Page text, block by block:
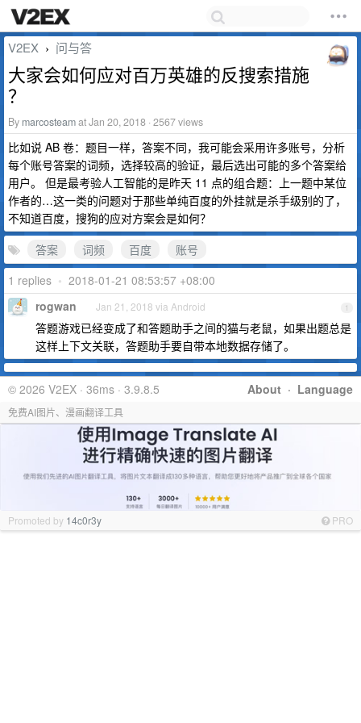
V2EX › 问与答
大家会如何应对百万英雄的反搜索措施
？
By marcosteamat Jan 20, 2018 · 2567 views
比如说 AB 卷：题目一样，答案不同，我可能会采用许多账号，分析
每个账号答案的词频，选择较高的验证，最后选出可能的多个答案给
用户。 但是最考验人工智能的是昨天 11 点的组合题：上一题中某位
作者的…这一类的问题对于那些单纯百度的外挂就是杀手级别的了，
不知道百度，搜狗的应对方案会是如何？
答案
词频 百度
账号
1 replies • 2018-01-21 08:53:57 +08:00
1
rogwan Jan 21, 2018 via Android
答题游戏已经变成了和答题助手之间的猫与老鼠，如果出题总是
这样上下文关联，答题助手要自带本地数据存储了。
About · Language
© 2026 V2EX · 36ms · 3.9.8.5
免费AI图片、漫画翻译工具
Promoted by 14c0r3y PRO